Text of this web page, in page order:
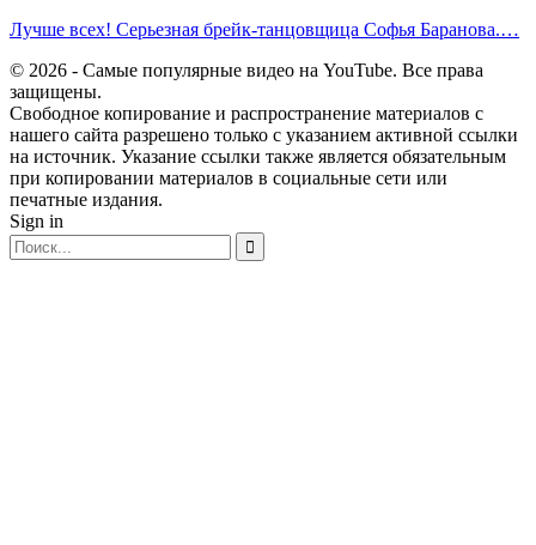
Лучше всех! Серьезная брейк-танцовщица Софья Баранова.…
© 2026 - Самые популярные видео на YouTube. Все права
защищены.
Свободное копирование и распространение материалов с
нашего сайта разрешено только с указанием активной ссылки
на источник. Указание ссылки также является обязательным
при копировании материалов в социальные сети или
печатные издания.
Sign in